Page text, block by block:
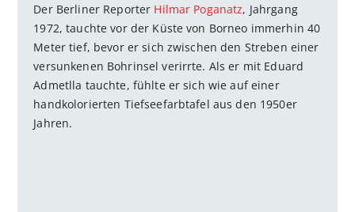
Der Berliner Reporter Hilmar Poganatz, Jahrgang
1972, tauchte vor der Küste von Borneo immerhin 40
Meter tief, bevor er sich zwischen den Streben einer
versunkenen Bohrinsel verirrte. Als er mit Eduard
Admetlla tauchte, fühlte er sich wie auf einer
handkolorierten Tiefseefarbtafel aus den 1950er
Jahren.